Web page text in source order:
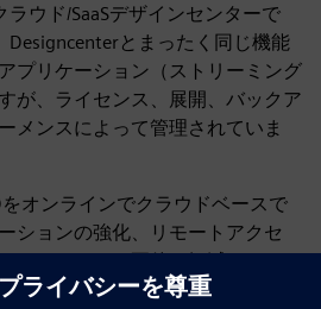
ウド/SaaSデザインセンターで
Designcenterとまったく同じ機能
プリケーション（ストリーミング
が、ライセンス、展開、バックア
メンスによって管理されていま
オンラインでクラウドベースで
ションの強化、リモートアクセ
ハードウェア要件の軽減、データ
ど、さまざまなメリットがありま